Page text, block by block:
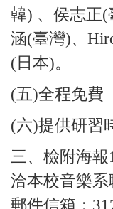
韓) 、侯志正
涵(臺灣)、
(日本)。
(五)全程免費
(六)提供研習
三、檢附海
洽本校音樂
郵件信箱：